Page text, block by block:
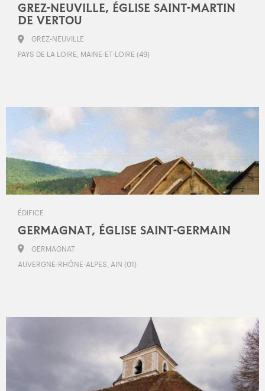
GREZ-NEUVILLE, ÉGLISE SAINT-MARTIN
DE VERTOU
GREZ-NEUVILLE
PAYS DE LA LOIRE, MAINE-ET-LOIRE (49)
ÉDIFICE
GERMAGNAT, ÉGLISE SAINT-GERMAIN
GERMAGNAT
AUVERGNE-RHÔNE-ALPES, AIN (01)